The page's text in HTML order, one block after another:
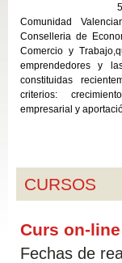
Comunidad
Conselleria de
Comercio y
emprendedores y
constituidas
criterios:
empresarial y
CURSOS
Curs on-
Fechas de